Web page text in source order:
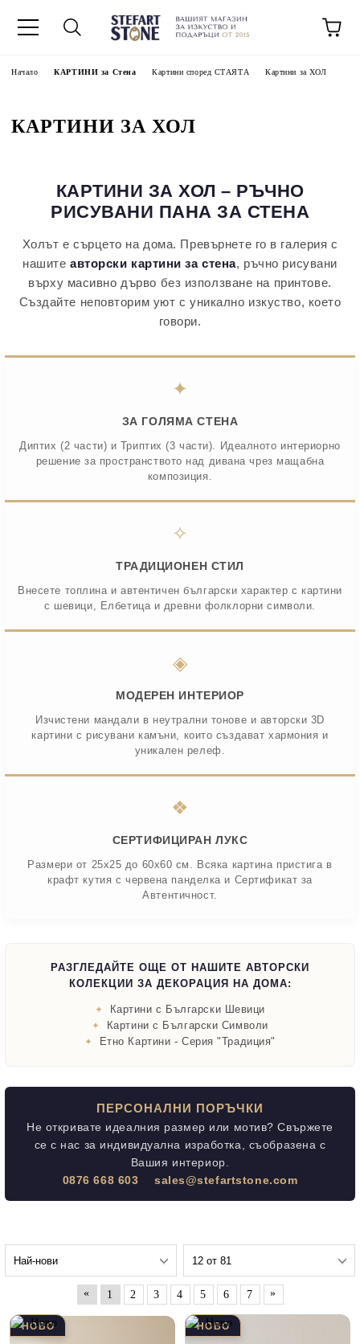
Начало КАРТИНИ за Стена Картини според СТАЯТА Картини за ХОЛ
КАРТИНИ ЗА ХОЛ
КАРТИНИ ЗА ХОЛ – РЪЧНО
РИСУВАНИ ПАНА ЗА СТЕНА
Холът е сърцето на дома. Превърнете го в галерия с
нашите авторски картини за стена, ръчно рисувани
върху масивно дърво без използване на принтове.
Създайте неповторим уют с уникално изкуство, което
говори.
✦
ЗА ГОЛЯМА СТЕНА
Диптих (2 части) и Триптих (3 части). Идеалното интериорно
решение за пространството над дивана чрез мащабна
композиция.
✧
ТРАДИЦИОНЕН СТИЛ
Внесете топлина и автентичен български характер с картини
с шевици, Елбетица и древни фолклорни символи.
◈
МОДЕРЕН ИНТЕРИОР
Изчистени мандали в неутрални тонове и авторски 3D
картини с рисувани камъни, които създават хармония и
уникален релеф.
❖
СЕРТИФИЦИРАН ЛУКС
Размери от 25x25 до 60x60 см. Всяка картина пристига в
крафт кутия с червена панделка и Сертификат за
Автентичност.
РАЗГЛЕДАЙТЕ ОЩЕ ОТ НАШИТЕ АВТОРСКИ
КОЛЕКЦИИ ЗА ДЕКОРАЦИЯ НА ДОМА:
Картини с Български Шевици
Картини с Български Символи
Етно Картини - Серия "Традиция"
ПЕРСОНАЛНИ ПОРЪЧКИ
Не откривате идеалния размер или мотив? Свържете
се с нас за индивидуална изработка, съобразена с
Вашия интериор.
0876 668 603
sales@stefartstone.com
« 1 2 3 4 5 6 7 »